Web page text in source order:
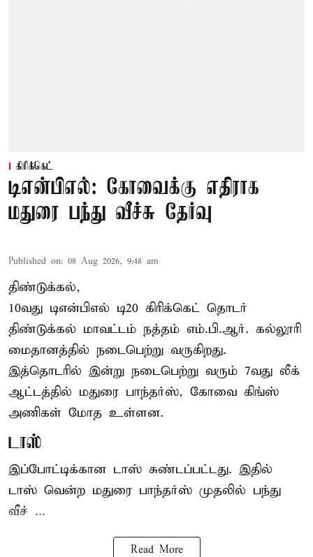
கிரிக்கெட்
டிஎன்பிஎல்: கோவைக்கு எதிராக
மதுரை பந்து வீச்சு தேர்வு
Published on: 08 Aug 2026, 9:48 am
திண்டுக்கல்,
10வது டிஎன்பிஎல் டி20 கிரிக்கெட் தொடர்
திண்டுக்கல் மாவட்டம் நத்தம் எம்.பி.ஆர். கல்லூரி
மைதானத்தில் நடைபெற்று வருகிறது.
இத்தொடரில் இன்று நடைபெற்று வரும் 7வது லீக்
ஆட்டத்தில் மதுரை பாந்தர்ஸ், கோவை கிங்ஸ்
அணிகள் மோத உள்ளன.
டாஸ்
இப்போட்டிக்கான டாஸ் சுண்டப்பட்டது. இதில்
டாஸ் வென்ற மதுரை பாந்தர்ஸ் முதலில் பந்து
வீச் ...
Read More